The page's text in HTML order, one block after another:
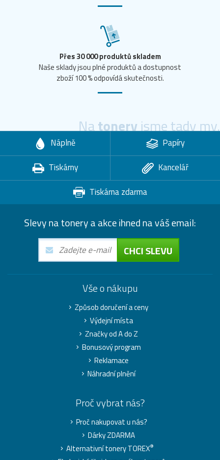
Přes 30 000 produktů skladem
Naše sklady jsou plné produktů a dostupnost
zboží 100 % odpovídá skutečnosti.
Natoneryjsme tady my.
Náplně
Papíry
Tiskárny
Kancelář
Tiskárna zdarma
Slevy na tonery a akce ihned na váš email:
CHCI SLEVU
Vše o nákupu
Způsob doručení a ceny
Výdejní místa
Značky od A do Z
Bonusový program
Reklamace
Náhradní plnění
Proč vybrat nás?
Proč nakupovat u nás?
Dárky ZDARMA
Alternativní tonery TOREX®